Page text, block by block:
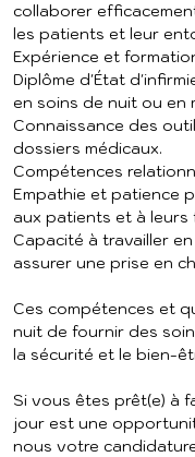
collaborer
les patients et leur
Expérience et
Diplôme d'État
en soins de nuit ou en
Connaissance des
dossiers médicaux.
Compétences
Empathie et patience
aux patients et à leurs
Capacité à travailler
assurer une prise en
Ces compétences et
nuit de fournir des
la sécurité et le bien-
Si vous êtes prêt(e) à
jour est une
nous votre